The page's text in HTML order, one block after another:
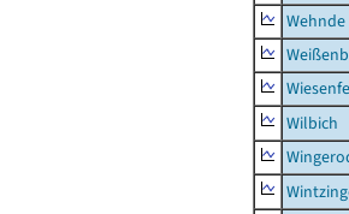
Wehnde
Wilbich